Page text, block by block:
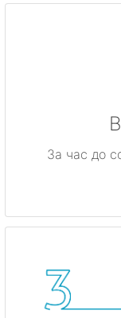
За час до